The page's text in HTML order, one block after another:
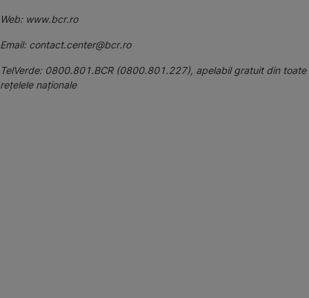
Web: www.bcr.ro
Email: contact.center@bcr.ro
TelVerde: 0800.801.BCR (0800.801.227), apelabil gratuit din toate
reţelele naţionale